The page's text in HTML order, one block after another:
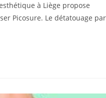
à Liège propose
Picosure. Le détatouage par